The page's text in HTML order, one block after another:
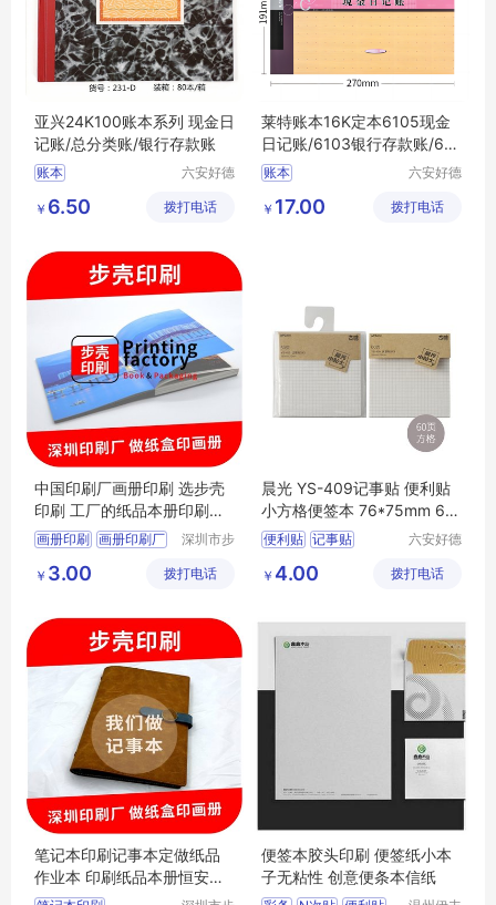
亚兴24K100账本系列 现金日
记账/总分类账/银行存款账
账本
六安好德
公司
￥ 6.50 拨打电话
莱特账本16K定本6105现金
日记账/6103银行存款账/610
1总分类账
账本
六安好德
公司
￥ 17.00 拨打电话
中国印刷厂画册印刷 选步壳
印刷 工厂的纸品本册印刷公
司
画册印刷 画册印刷厂
纸品本册印刷公司
深圳市步
限公司
￥ 3.00 拨打电话
晨光 YS-409记事贴 便利贴
小方格便签本 76*75mm 60
页/本
便利贴 记事贴
六安好德
公司
￥ 4.00 拨打电话
笔记本印刷记事本定做纸品
作业本 印刷纸品本册恒安达
工厂国内
便签本胶头印刷 便签纸小本
子无粘性 创意便条本信纸